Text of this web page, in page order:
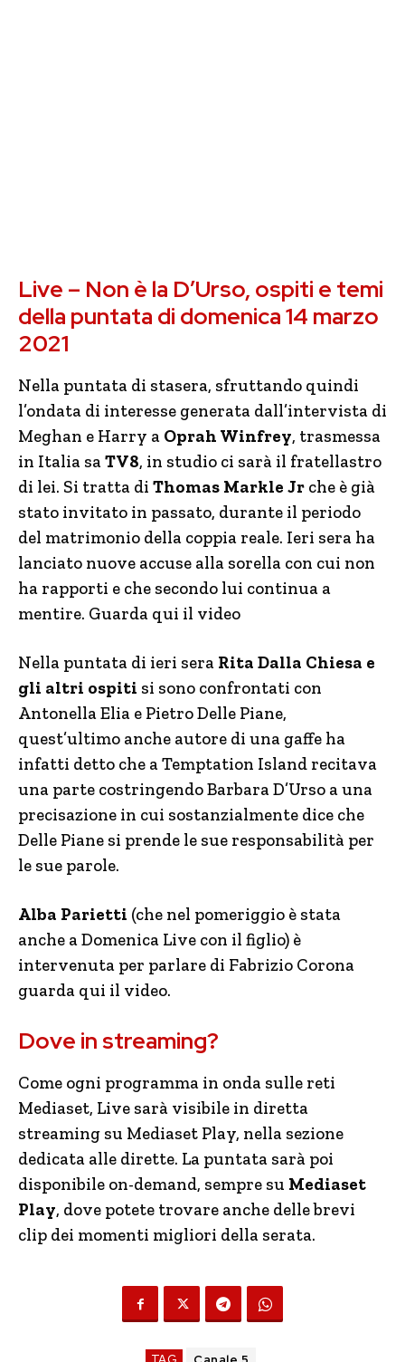
Live – Non è la D’Urso, ospiti e temi
della puntata di domenica 14 marzo
2021
Nella puntata di stasera, sfruttando quindi
l’ondata di interesse generata dall’intervista di
Meghan e Harry a Oprah Winfrey, trasmessa
in Italia saTV8, in studio ci sarà il fratellastro
di lei. Si tratta di Thomas Markle Jr che è già
stato invitato in passato, durante il periodo
del matrimonio della coppia reale. Ieri sera ha
lanciato nuove accuse alla sorella con cui non
ha rapporti e che secondo lui continua a
mentire. Guarda qui il video
Nella puntata di ieri sera Rita Dalla Chiesa e
gli altri ospiti si sono confrontati con
Antonella Elia e Pietro Delle Piane,
quest’ultimo anche autore di una gaffe ha
infatti detto che a Temptation Island recitava
una parte costringendo Barbara D’Urso a una
precisazione in cui sostanzialmente dice che
Delle Piane si prende le sue responsabilità per
le sue parole.
Alba Parietti (che nel pomeriggio è stata
anche a Domenica Live con il figlio) è
intervenuta per parlare di Fabrizio Corona
guarda qui il video.
Dove in streaming?
Come ogni programma in onda sulle reti
Mediaset, Live sarà visibile in diretta
streaming su Mediaset Play, nella sezione
dedicata alle dirette. La puntata sarà poi
disponibile on-demand, sempre su Mediaset
Play, dove potete trovare anche delle brevi
clip dei momenti migliori della serata.